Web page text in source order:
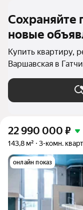
Сохраняйте
новые
Купить квартиру,
Варшавская в
Гатчинское)
22 990 000 ₽
143,8 м² 3-комн.
онлайн показ